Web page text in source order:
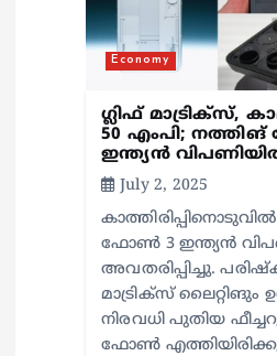
Economy
ഗ്ലിഫ് മാട്രിക്‌സ്,
50 എംപി;
ഇന്ത്യൻ
July 2, 2025
ഫോൺ 3 ഇന്ത്യൻ‌
അവതരിപ്പിച്ചു.
മാട്രിക്സ് ലൈറ്റിങും
നിരവധി പുതിയ
ഫോൺ